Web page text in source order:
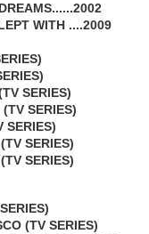
WITH ....2009
SERIES)
SERIES)
SERIES)
SERIES)
SERIES)
(TV SERIES)